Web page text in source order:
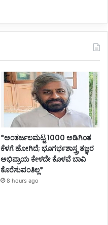
*ಅಂತರ್ಜಲಮಟ್ಟ 1000 ಅಡಿಗಿಂತ
ಕೆಳಗೆ ಹೋಗಿದೆ; ಭೂಗರ್ಭಶಾಸ್ತ್ರ ತಜ್ಞರ
ಅಭಿಪ್ರಾಯ ಕೇಳದೇ ಕೊಳವೆ ಬಾವಿ
ಕೊರೆಸುವಂತಿಲ್ಲ*
8 hours ago